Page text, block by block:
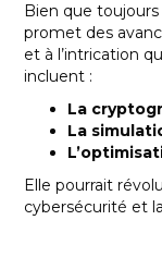
Bien que
promet des
et à l’intrication
incluent :
La
La
Elle pourrait
cybersécurité et